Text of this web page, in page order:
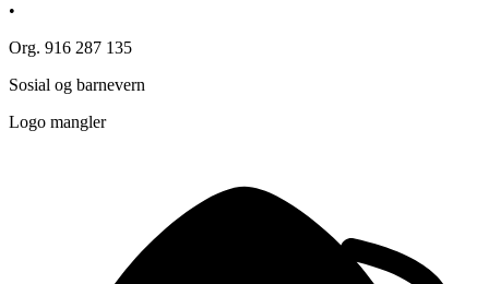
•
Org. 916 287 135
Sosial og barnevern
Logo mangler